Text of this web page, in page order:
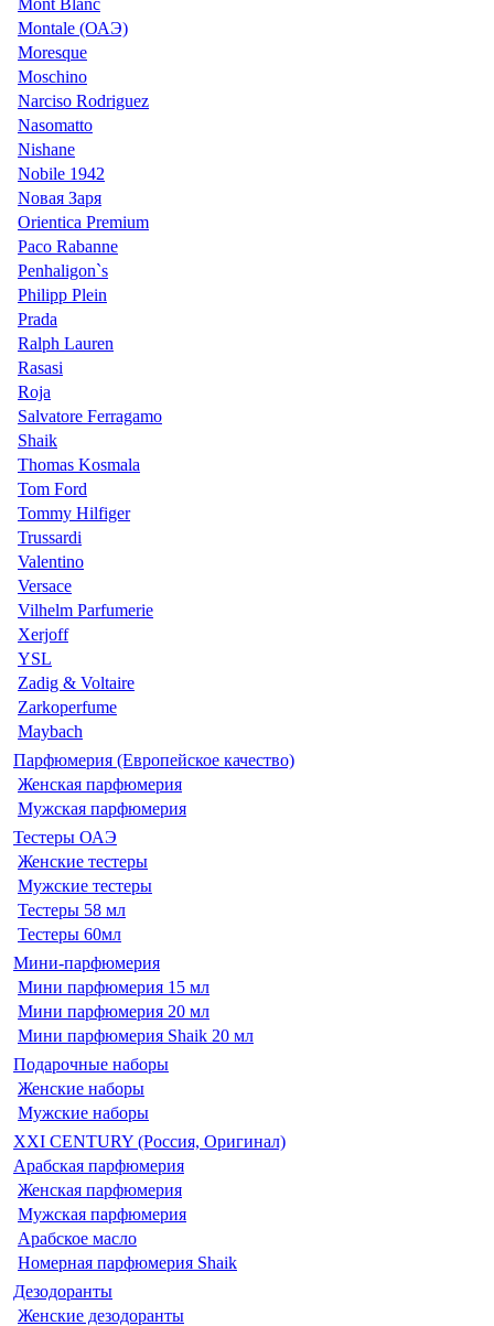
Montale (ОАЭ)
Moresque
Moschino
Narciso Rodriguez
Nasomatto
Nishane
Nobile 1942
Nовая Заря
Orientica Premium
Paco Rabanne
Penhaligon`s
Philipp Plein
Prada
Ralph Lauren
Rasasi
Roja
Salvatore Ferragamo
Shaik
Thomas Kosmala
Tom Ford
Tommy Hilfiger
Trussardi
Valentino
Versace
Vilhelm Parfumerie
Xerjoff
YSL
Zadig & Voltaire
Zarkoperfume
Maybach
Парфюмерия (Европейское качество)
Женская парфюмерия
Мужская парфюмерия
Тестеры ОАЭ
Женские тестеры
Мужские тестеры
Тестеры 58 мл
Тестеры 60мл
Мини-парфюмерия
Мини парфюмерия 15 мл
Мини парфюмерия 20 мл
Мини парфюмерия Shaik 20 мл
Подарочные наборы
Женские наборы
Мужские наборы
XXI CENTURY (Россия, Оригинал)
Арабская парфюмерия
Женская парфюмерия
Мужская парфюмерия
Арабское масло
Номерная парфюмерия Shaik
Дезодоранты
Женские дезодоранты